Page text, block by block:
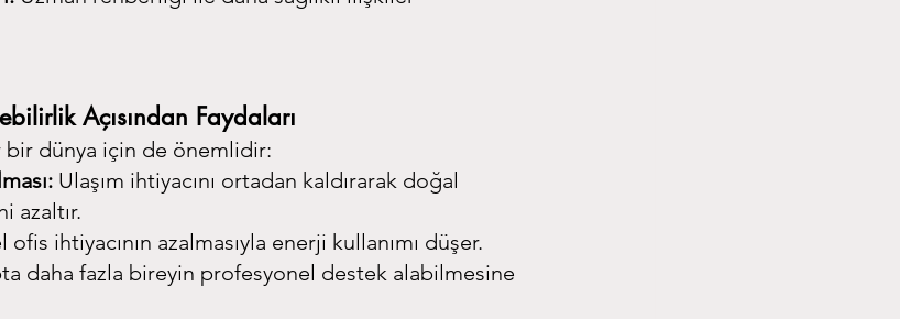
Açısından Faydaları
dünya için de önemlidir:
Ulaşım ihtiyacını ortadan kaldırarak doğal
azaltır.
ofis ihtiyacının azalmasıyla enerji kullanımı düşer.
daha fazla bireyin profesyonel destek alabilmesine